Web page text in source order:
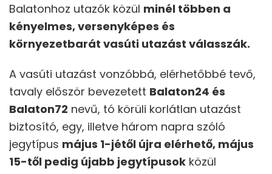
Balatonhoz utazók közül minél többen a
kényelmes, versenyképes és
környezetbarát vasúti utazást válasszák.
A vasúti utazást vonzóbbá, elérhetőbbé tevő,
tavaly először bevezetett Balaton24 és
Balaton72 nevű, tó körüli korlátlan utazást
biztosító, egy, illetve három napra szóló
jegytípus május 1-jétől újra elérhető, május
15-től pedig újabb jegytípusok közül